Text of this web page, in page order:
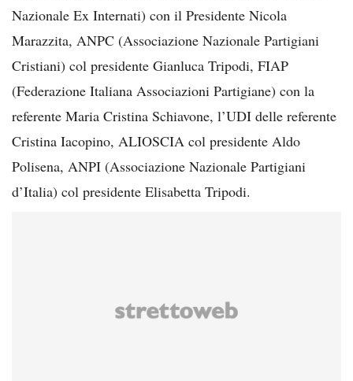
Nazionale Ex Internati) con il Presidente Nicola
Marazzita, ANPC (Associazione Nazionale Partigiani
Cristiani) col presidente Gianluca Tripodi, FIAP
(Federazione Italiana Associazioni Partigiane) con la
referente Maria Cristina Schiavone, l’UDI delle referente
Cristina Iacopino, ALIOSCIA col presidente Aldo
Polisena, ANPI (Associazione Nazionale Partigiani
d’Italia) col presidente Elisabetta Tripodi.